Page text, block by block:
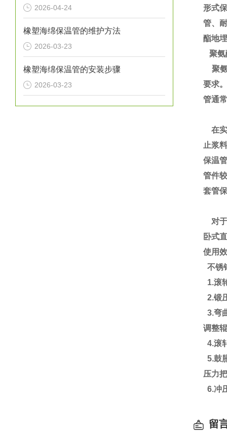
2026-04-24
橡塑海绵保温管的维护方法
2026-03-23
橡塑海绵保温管的安装步骤
2026-03-23
形式
管、
酯地
聚氨
聚氨
要求
管通
在实
止浆
保温
管件
套管
对于
卧式
使用
不锈
1.滚
2.锻
3.弯
调整
4.滚
5.鼓
压力
6.冲
留